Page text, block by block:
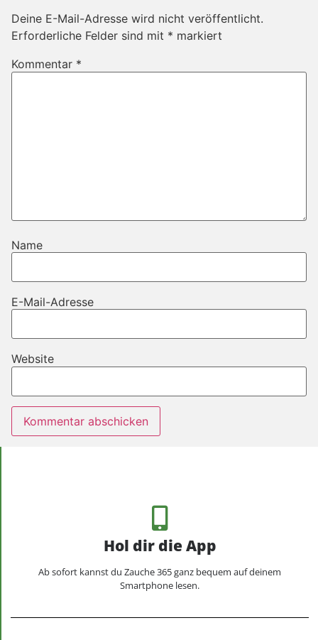
Deine E-Mail-Adresse wird nicht veröffentlicht.
Erforderliche Felder sind mit * markiert
Kommentar *
Name
E-Mail-Adresse
Website
Hol dir die App
Ab sofort kannst du Zauche 365 ganz bequem auf deinem
Smartphone lesen.